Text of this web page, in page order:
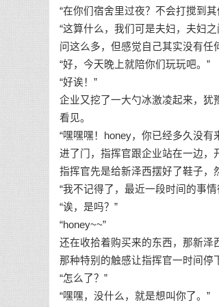
“在你们宿舍里过夜？不会打搅到其
“这算什么，我们可是夫妇，夫妇
问这么多，但感觉自己其实没有任
“好，今天晚上就陪你们玩玩吧。”
“好诶！”
企业又挖了一大勺冰激凌起来，犹
看见。
“嘿嘿嘿！honey，你已经多久没有
进了门，指挥官跟企业站在一边，
指挥官先是给新泽西摆好了鞋子，
“我不记得了，最近一段时间的事
“诶，是吗？”
“honey~~”
还在收拾着购买来的东西，那新泽
那种特别的触感让指挥官一时间停
“怎么了？”
“嘿嘿，没什么，就是想叫你了。”